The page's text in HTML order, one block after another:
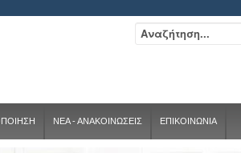
ΝΕΑ - ΑΝΑΚΟΙΝΩΣΕΙΣ ΕΠΙΚΟΙΝΩΝΙΑ